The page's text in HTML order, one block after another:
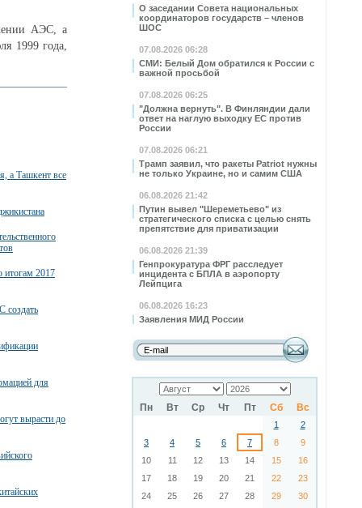
О заседании Совета национальных
координаторов государств – членов
ШОС
07.08.2026 06:28
СМИ: Белый Дом обратился к России с
важной просьбой
07.08.2026 06:25
"Должна вернуть". В Финляндии дали
ответ на наглую выходку ЕС против
России
07.08.2026 06:21
Трамп заявил, что ракеты Patriot нужны
не только Украине, но и самим США
06.08.2026 21:42
Путин вывел "Шереметьево" из
стратегического списка с целью снять
препятствие для приватизации
06.08.2026 21:39
Генпрокуратура ФРГ расследует
инцидента с БПЛА в аэропорту
Лейпцига
06.08.2026 16:23
Заявления МИД России
Пн Вт Ср Чт Пт Сб Вс
1
2
3
4 5 6 7 8
9
10
11 12 13 14 15
16
17
18 19 20 21 22
23
24
25 26 27 28 29 30
АЭС, а
1999 года,
а Ташкент все
2017
создать
для
вырасти до